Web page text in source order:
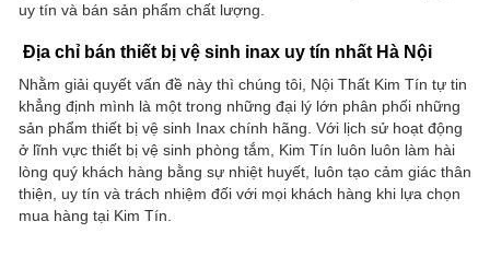
uy tín và bán sản phẩm chất lượng.
Địa chỉ bán thiết bị vệ sinh inax uy tín nhất Hà Nội
Nhằm giải quyết vấn đề này thì chúng tôi, Nội Thất Kim Tín tự tin
khẳng định mình là một trong những đại lý lớn phân phối những
sản phẩm thiết bị vệ sinh Inax chính hãng. Với lịch sử hoạt động
ở lĩnh vực thiết bị vệ sinh phòng tắm, Kim Tín luôn luôn làm hài
lòng quý khách hàng bằng sự nhiệt huyết, luôn tạo cảm giác thân
thiện, uy tín và trách nhiệm đối với mọi khách hàng khi lựa chọn
mua hàng tại Kim Tín.